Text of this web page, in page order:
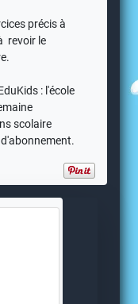
précis à
revoir le
: l'école
scolaire